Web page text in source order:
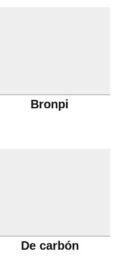
Bronpi
De carbón